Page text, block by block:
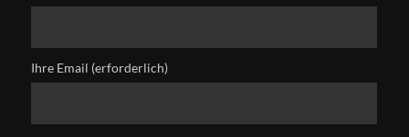
Ihre Email (erforderlich)